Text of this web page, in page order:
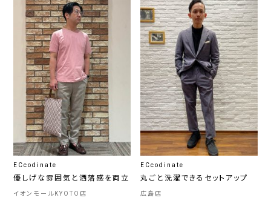
ECcodinate
優しげな雰囲気と洒落感を両立
イオンモールKYOTO店
ECcodinate
丸ごと洗濯できるセットアップ
広島店